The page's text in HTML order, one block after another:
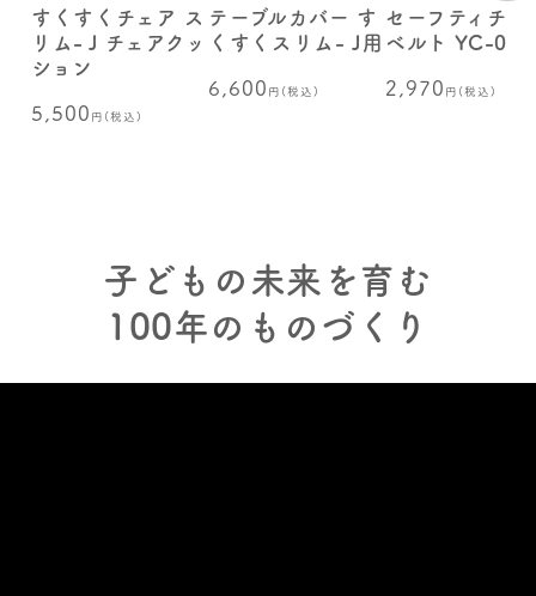
すくすくチェア ス
リム-Ｊチェアクッ
ション
5,500 円(税込)
テーブルカバー す
くすくスリム- J用
6,600 円(税込)
セーフティチェ
ベルト YC-05
2,970 円(税込)
子どもの未来を育む
100年のものづくり